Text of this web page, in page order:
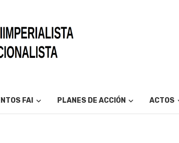
FAI PLANES DE ACCIÓN ACTOS